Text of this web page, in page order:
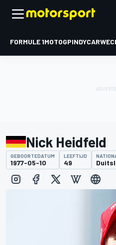
FORMULE 1MOTOGPINDYCARWEC
Nick Heidfeld
GEBOORTEDATUM
1977-05-10
LEEFTIJD
49